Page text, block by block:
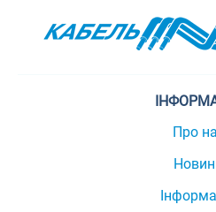
Про